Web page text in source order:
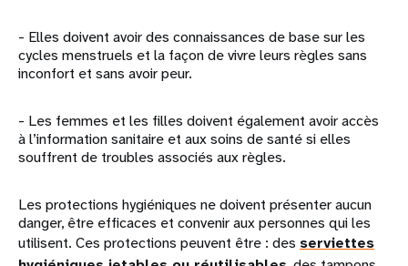
- Elles doivent avoir des connaissances de base sur les
cycles menstruels et la façon de vivre leurs règles sans
inconfort et sans avoir peur.
- Les femmes et les filles doivent également avoir accès
à l’information sanitaire et aux soins de santé si elles
souffrent de troubles associés aux règles.
Les protections hygiéniques ne doivent présenter aucun
danger, être efficaces et convenir aux personnes qui les
utilisent. Ces protections peuvent être : des serviettes